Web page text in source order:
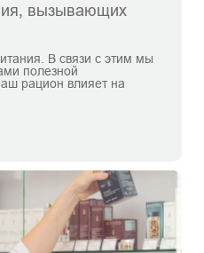
вызывающих
В связи с этим мы
полезной
рацион влияет на